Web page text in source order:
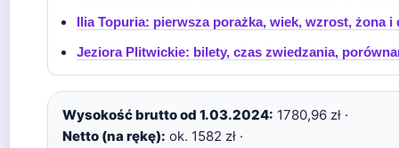
Ilia Topuria: pierwsza porażka, wiek, wzrost, żona i
Jeziora Plitwickie: bilety, czas zwiedzania,
Wysokość brutto od 1.03.2024: 1780,96 zł ·
Netto (na rękę): ok. 1582 zł ·